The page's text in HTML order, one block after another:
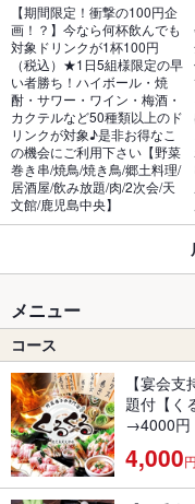
【期間限定！衝撃の100円企
画！？】今なら何杯飲んでも
対象ドリンクが1杯100円
（税込）★1日5組様限定の早
い者勝ち！ハイボール・焼
酎・サワー・ワイン・梅酒・
カクテルなど50種類以上のド
リンクが対象♪是非お得なこ
の機会にご利用下さい【野菜
巻き串/焼鳥/焼き鳥/郷土料理/
居酒屋/飲み放題/肉/2次会/天
文館/鹿児島中央】
メニュー
コース
【宴会
題付【く
→4000円
4,000